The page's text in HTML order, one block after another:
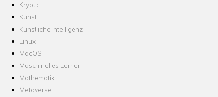
Krypto
Kunst
Künstliche Intelligenz
Linux
MacOS
Maschinelles Lernen
Mathematik
Metaverse